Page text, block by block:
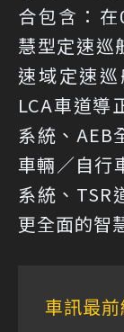
合包含：
慧型定速巡
速域定速
LCA車道導
系統、AEB
車輛／自行
系統、TSR
更全面的智
車訊最前